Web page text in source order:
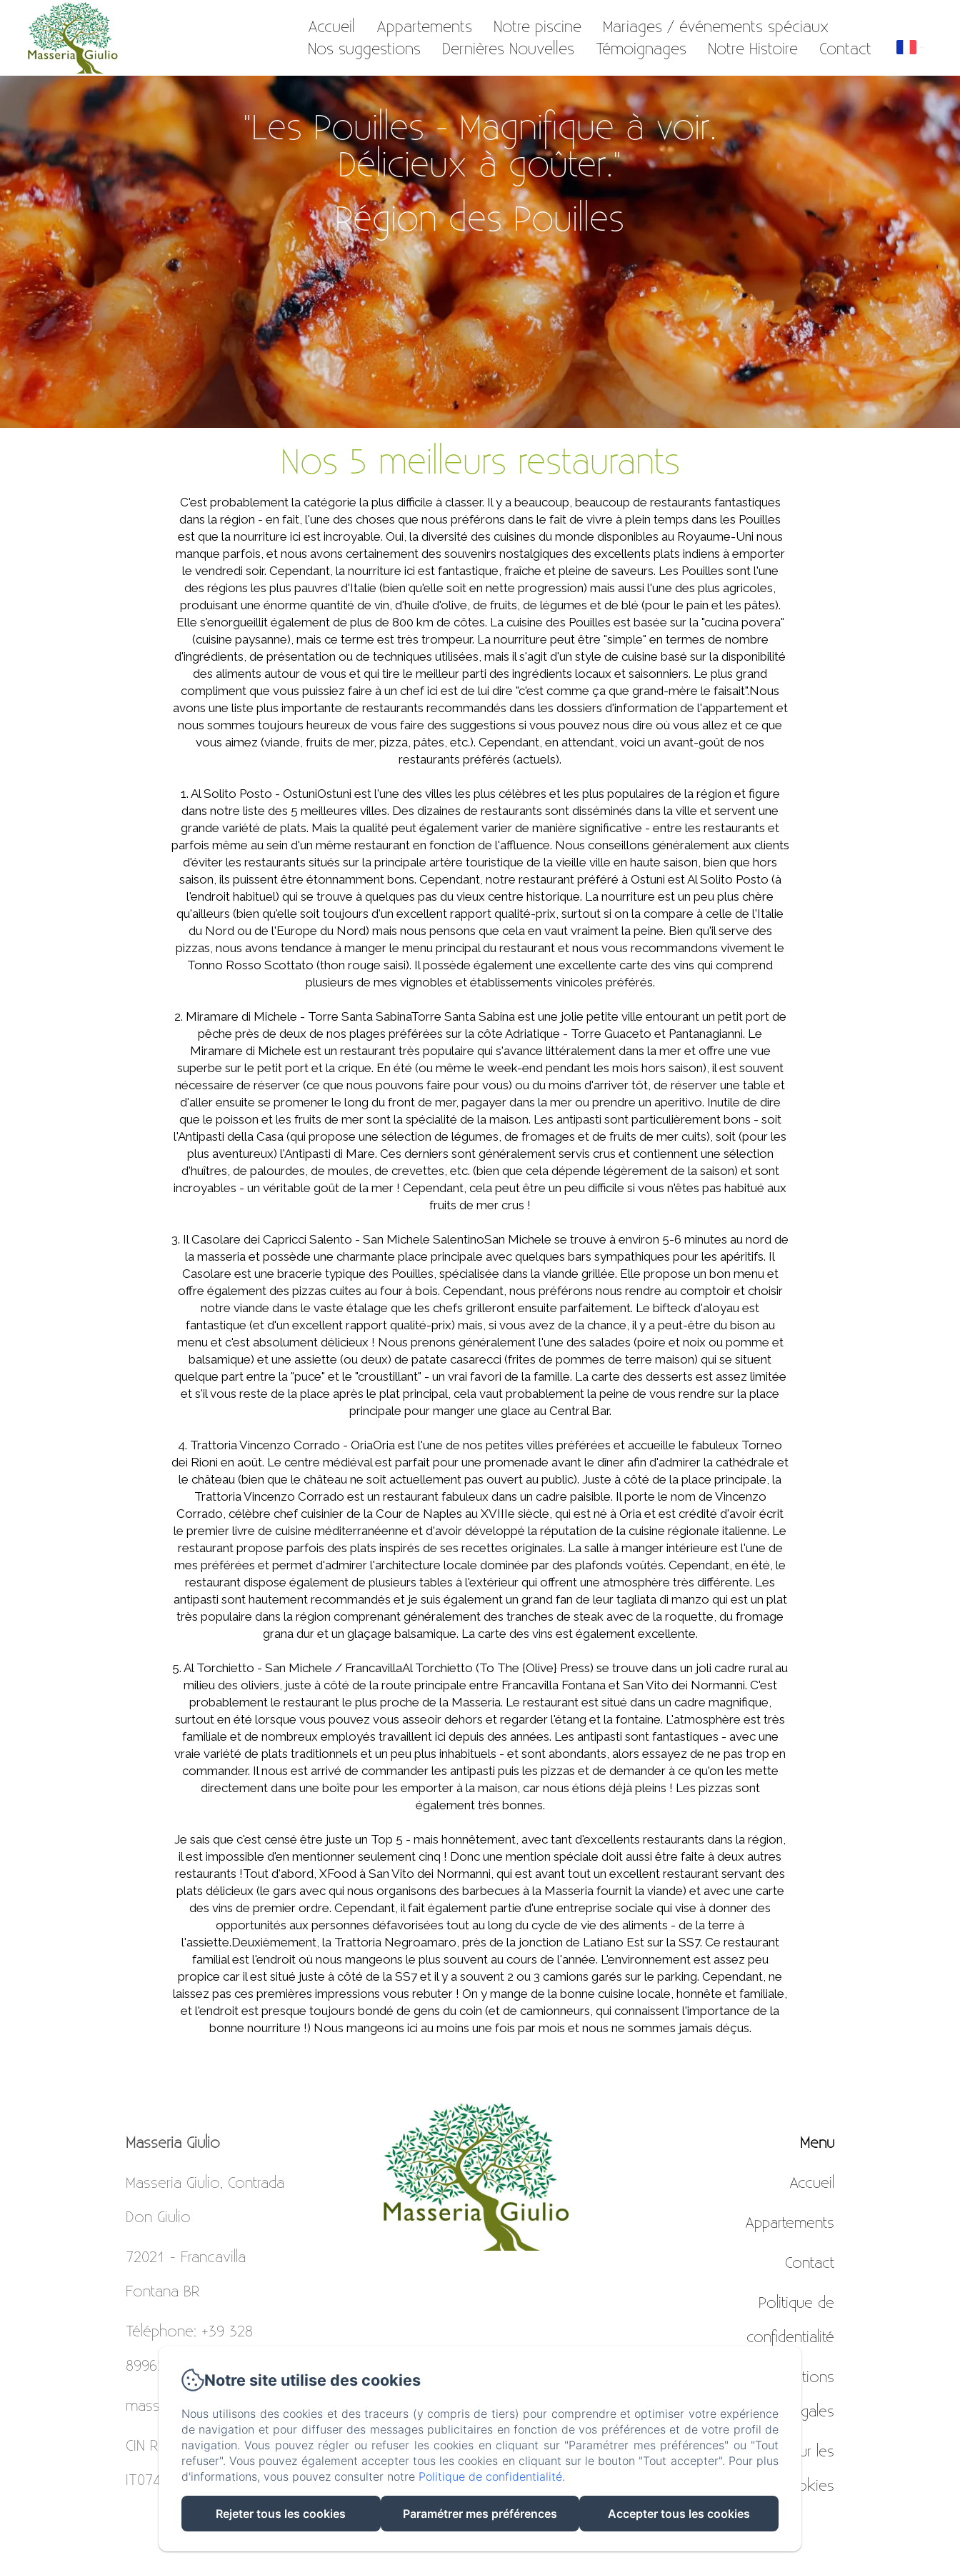
Accueil Appartements Notre piscine
Mariages / événements spéciaux
Nos suggestions
Dernières Nouvelles Témoignages Notre Histoire Contact
"Les Pouilles - Magnifique à voir.
Délicieux à goûter."
Région des Pouilles
Nos 5 meilleurs restaurants
C'est probablement la catégorie la plus difficile à classer. Il y a beaucoup, beaucoup de restaurants fantastiques
dans la région - en fait, l'une des choses que nous préférons dans le fait de vivre à plein temps dans les Pouilles
est que la nourriture ici est incroyable. Oui, la diversité des cuisines du monde disponibles au Royaume-Uni nous
manque parfois, et nous avons certainement des souvenirs nostalgiques des excellents plats indiens à emporter
le vendredi soir. Cependant, la nourriture ici est fantastique, fraîche et pleine de saveurs. Les Pouilles sont l'une
des régions les plus pauvres d'Italie (bien qu'elle soit en nette progression) mais aussi l'une des plus agricoles,
produisant une énorme quantité de vin, d'huile d'olive, de fruits, de légumes et de blé (pour le pain et les pâtes).
Elle s'enorgueillit également de plus de 800 km de côtes. La cuisine des Pouilles est basée sur la "cucina povera"
(cuisine paysanne), mais ce terme est très trompeur. La nourriture peut être "simple" en termes de nombre
d'ingrédients, de présentation ou de techniques utilisées, mais il s'agit d'un style de cuisine basé sur la disponibilité
des aliments autour de vous et qui tire le meilleur parti des ingrédients locaux et saisonniers. Le plus grand
compliment que vous puissiez faire à un chef ici est de lui dire "c'est comme ça que grand-mère le faisait".Nous
avons une liste plus importante de restaurants recommandés dans les dossiers d'information de l'appartement et
nous sommes toujours heureux de vous faire des suggestions si vous pouvez nous dire où vous allez et ce que
vous aimez (viande, fruits de mer, pizza, pâtes, etc.). Cependant, en attendant, voici un avant-goût de nos
restaurants préférés (actuels).
1. Al Solito Posto - OstuniOstuni est l'une des villes les plus célèbres et les plus populaires de la région et figure
dans notre liste des 5 meilleures villes. Des dizaines de restaurants sont disséminés dans la ville et servent une
grande variété de plats. Mais la qualité peut également varier de manière significative - entre les restaurants et
parfois même au sein d'un même restaurant en fonction de l'affluence. Nous conseillons généralement aux clients
d'éviter les restaurants situés sur la principale artère touristique de la vieille ville en haute saison, bien que hors
saison, ils puissent être étonnamment bons. Cependant, notre restaurant préféré à Ostuni est Al Solito Posto (à
l'endroit habituel) qui se trouve à quelques pas du vieux centre historique. La nourriture est un peu plus chère
qu'ailleurs (bien qu'elle soit toujours d'un excellent rapport qualité-prix, surtout si on la compare à celle de l'Italie
du Nord ou de l'Europe du Nord) mais nous pensons que cela en vaut vraiment la peine. Bien qu'il serve des
pizzas, nous avons tendance à manger le menu principal du restaurant et nous vous recommandons vivement le
Tonno Rosso Scottato (thon rouge saisi). Il possède également une excellente carte des vins qui comprend
plusieurs de mes vignobles et établissements vinicoles préférés.
2. Miramare di Michele - Torre Santa SabinaTorre Santa Sabina est une jolie petite ville entourant un petit port de
pêche près de deux de nos plages préférées sur la côte Adriatique - Torre Guaceto et Pantanagianni. Le
Miramare di Michele est un restaurant très populaire qui s'avance littéralement dans la mer et offre une vue
superbe sur le petit port et la crique. En été (ou même le week-end pendant les mois hors saison), il est souvent
nécessaire de réserver (ce que nous pouvons faire pour vous) ou du moins d'arriver tôt, de réserver une table et
d'aller ensuite se promener le long du front de mer, pagayer dans la mer ou prendre un aperitivo. Inutile de dire
que le poisson et les fruits de mer sont la spécialité de la maison. Les antipasti sont particulièrement bons - soit
l'Antipasti della Casa (qui propose une sélection de légumes, de fromages et de fruits de mer cuits), soit (pour les
plus aventureux) l'Antipasti di Mare. Ces derniers sont généralement servis crus et contiennent une sélection
d'huîtres, de palourdes, de moules, de crevettes, etc. (bien que cela dépende légèrement de la saison) et sont
incroyables - un véritable goût de la mer ! Cependant, cela peut être un peu difficile si vous n'êtes pas habitué aux
fruits de mer crus !
3. Il Casolare dei Capricci Salento - San Michele SalentinoSan Michele se trouve à environ 5-6 minutes au nord de
la masseria et possède une charmante place principale avec quelques bars sympathiques pour les apéritifs. Il
Casolare est une bracerie typique des Pouilles, spécialisée dans la viande grillée. Elle propose un bon menu et
offre également des pizzas cuites au four à bois. Cependant, nous préférons nous rendre au comptoir et choisir
notre viande dans le vaste étalage que les chefs grilleront ensuite parfaitement. Le bifteck d'aloyau est
fantastique (et d'un excellent rapport qualité-prix) mais, si vous avez de la chance, il y a peut-être du bison au
menu et c'est absolument délicieux ! Nous prenons généralement l'une des salades (poire et noix ou pomme et
balsamique) et une assiette (ou deux) de patate casarecci (frites de pommes de terre maison) qui se situent
quelque part entre la "puce" et le "croustillant" - un vrai favori de la famille. La carte des desserts est assez limitée
et s'il vous reste de la place après le plat principal, cela vaut probablement la peine de vous rendre sur la place
principale pour manger une glace au Central Bar.
4. Trattoria Vincenzo Corrado - OriaOria est l'une de nos petites villes préférées et accueille le fabuleux Torneo
dei Rioni en août. Le centre médiéval est parfait pour une promenade avant le dîner afin d'admirer la cathédrale et
le château (bien que le château ne soit actuellement pas ouvert au public). Juste à côté de la place principale, la
Trattoria Vincenzo Corrado est un restaurant fabuleux dans un cadre paisible. Il porte le nom de Vincenzo
Corrado, célèbre chef cuisinier de la Cour de Naples au XVIIIe siècle, qui est né à Oria et est crédité d'avoir écrit
le premier livre de cuisine méditerranéenne et d'avoir développé la réputation de la cuisine régionale italienne. Le
restaurant propose parfois des plats inspirés de ses recettes originales. La salle à manger intérieure est l'une de
mes préférées et permet d'admirer l'architecture locale dominée par des plafonds voûtés. Cependant, en été, le
restaurant dispose également de plusieurs tables à l'extérieur qui offrent une atmosphère très différente. Les
antipasti sont hautement recommandés et je suis également un grand fan de leur tagliata di manzo qui est un plat
très populaire dans la région comprenant généralement des tranches de steak avec de la roquette, du fromage
grana dur et un glaçage balsamique. La carte des vins est également excellente.
5. Al Torchietto - San Michele / FrancavillaAl Torchietto (To The {Olive} Press) se trouve dans un joli cadre rural au
milieu des oliviers, juste à côté de la route principale entre Francavilla Fontana et San Vito dei Normanni. C'est
probablement le restaurant le plus proche de la Masseria. Le restaurant est situé dans un cadre magnifique,
surtout en été lorsque vous pouvez vous asseoir dehors et regarder l'étang et la fontaine. L'atmosphère est très
familiale et de nombreux employés travaillent ici depuis des années. Les antipasti sont fantastiques - avec une
vraie variété de plats traditionnels et un peu plus inhabituels - et sont abondants, alors essayez de ne pas trop en
commander. Il nous est arrivé de commander les antipasti puis les pizzas et de demander à ce qu'on les mette
directement dans une boîte pour les emporter à la maison, car nous étions déjà pleins ! Les pizzas sont
également très bonnes.
Je sais que c'est censé être juste un Top 5 - mais honnêtement, avec tant d'excellents restaurants dans la région,
il est impossible d'en mentionner seulement cinq ! Donc une mention spéciale doit aussi être faite à deux autres
restaurants !Tout d'abord, XFood à San Vito dei Normanni, qui est avant tout un excellent restaurant servant des
plats délicieux (le gars avec qui nous organisons des barbecues à la Masseria fournit la viande) et avec une carte
des vins de premier ordre. Cependant, il fait également partie d'une entreprise sociale qui vise à donner des
opportunités aux personnes défavorisées tout au long du cycle de vie des aliments - de la terre à
l'assiette.Deuxièmement, la Trattoria Negroamaro, près de la jonction de Latiano Est sur la SS7. Ce restaurant
familial est l'endroit où nous mangeons le plus souvent au cours de l'année. L'environnement est assez peu
propice car il est situé juste à côté de la SS7 et il y a souvent 2 ou 3 camions garés sur le parking. Cependant, ne
laissez pas ces premières impressions vous rebuter ! On y mange de la bonne cuisine locale, honnête et familiale,
et l'endroit est presque toujours bondé de gens du coin (et de camionneurs, qui connaissent l'importance de la
bonne nourriture !) Nous mangeons ici au moins une fois par mois et nous ne sommes jamais déçus.
Masseria Giulio
Masseria Giulio, Contrada
Don Giulio
72021 - Francavilla
Fontana BR
Téléphone: +39 328
8996531
masseriagiulio@gmail.com
CIN REGISTRATION:
IT074008B400048955
Créé par Amenitiz
Menu
Accueil
Appartements
Contact
Politique de
confidentialité
Informations
légales
Informations sur les
cookies
Notre site utilise des cookies
Nous utilisons des cookies et des traceurs (y compris de tiers) pour comprendre et optimiser votre expérience
de navigation et pour diffuser des messages publicitaires en fonction de vos préférences et de votre profil de
navigation. Vous pouvez régler ou refuser les cookies en cliquant sur "Paramétrer mes préférences" ou "Tout
refuser". Vous pouvez également accepter tous les cookies en cliquant sur le bouton "Tout accepter". Pour plus
d'informations, vous pouvez consulter notre Politique de confidentialité.
Rejeter tous les cookies Paramétrer mes préférences Accepter tous les cookies